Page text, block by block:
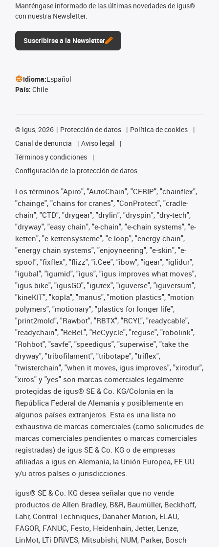
Manténgase informado de las últimas novedades de igus®
con nuestra Newsletter.
Suscribirse a la Newsletter
Idioma:Español
País: Chile
© igus, 2026 Protección de datos
Política de cookies
Canal de denuncia
Aviso legal
Términos y condiciones
Configuración de la protección de datos
Los términos "Apiro", "AutoChain", "CFRIP", "chainflex",
"chainge", "chains for cranes", "ConProtect", "cradle-
chain", "CTD", "drygear", "drylin", "dryspin", "dry-tech",
"dryway", "easy chain", "e-chain", "e-chain systems", "e-
ketten", "e-kettensysteme", "e-loop", "energy chain",
"energy chain systems", "enjoyneering", "e-skin", "e-
spool", "fixflex", "flizz", "i.Cee", "ibow", "igear", "iglidur",
"igubal", "igumid", "igus", "igus improves what moves",
"igus:bike", "igusGO", "igutex", "iguverse", "iguversum",
"kineKIT", "kopla", "manus", "motion plastics", "motion
polymers", "motionary", "plastics for longer life",
"print2mold", "Rawbot", "RBTX", "RCYL", "readycable",
"readychain", "ReBeL", "ReCyycle", "reguse", "robolink",
"Rohbot", "savfe", "speedigus", "superwise", "take the
dryway", "tribofilament", "tribotape", "triflex",
"twisterchain", "when it moves, igus improves", "xirodur",
"xiros" y "yes" son marcas comerciales legalmente
protegidas de igus® SE & Co. KG/Colonia en la
República Federal de Alemania y posiblemente en
algunos países extranjeros. Esta es una lista no
exhaustiva de marcas comerciales (como solicitudes de
marcas comerciales pendientes o marcas comerciales
registradas) de igus SE & Co. KG o de empresas
afiliadas a igus en Alemania, la Unión Europea, EE.UU.
y/u otros países o jurisdicciones.
igus® SE & Co. KG desea señalar que no vende
productos de Allen Bradley, B&R, Baumüller, Beckhoff,
Lahr, Control Techniques, Danaher Motion, ELAU,
FAGOR, FANUC, Festo, Heidenhain, Jetter, Lenze,
LinMot, LTi DRiVES, Mitsubishi, NUM, Parker, Bosch